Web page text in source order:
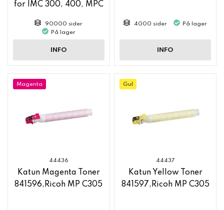
for IMC 300, 400, MPC
90000 sider
På lager
INFO
4000 sider På lager
INFO
Magenta
44436
Katun Magenta Toner
841596,Ricoh MP C305
Gul
44437
Katun Yellow Toner
841597,Ricoh MP C305